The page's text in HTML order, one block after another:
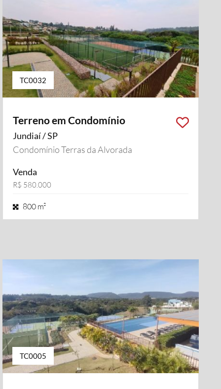
TC0032
Terreno em Condomínio
Jundiaí / SP
Condomínio Terras da Alvorada
Venda
R$ 580.000
800 m²
TC0005